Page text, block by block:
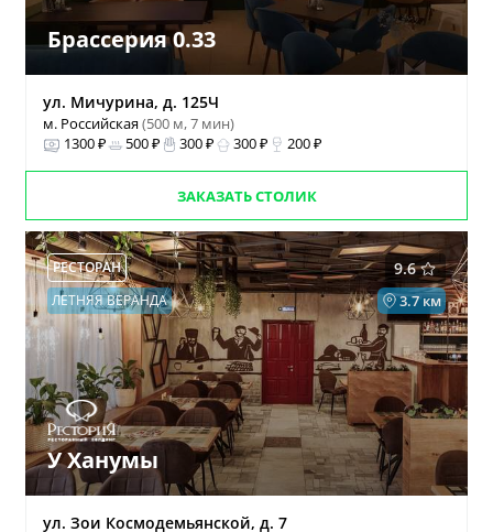
Брассерия 0.33
ул. Мичурина, д. 125Ч
м. Российская(500 м, 7 мин)
1300 ₽
500 ₽ 300 ₽ 300 ₽ 200 ₽
ЗАКАЗАТЬ СТОЛИК
9.6
РЕСТОРАН
3.7 км
ЛЕТНЯЯ ВЕРАНДА
У Ханумы
ул. Зои Космодемьянской, д. 7